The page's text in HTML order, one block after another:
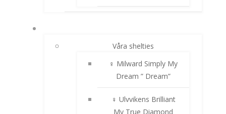
Våra shelties
♀ Milward Simply My
Dream ” Dream”
♀ Ulvvikens Brilliant
My True Diamond